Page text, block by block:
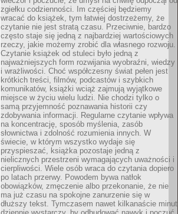
zgiełku codzienności. Im częściej będziemy
wracać do książek, tym łatwiej dostrzeżemy, że
czytanie nie jest stratą czasu. Przeciwnie, bardzo
często staje się jedną z najbardziej wartościowych
rzeczy, jakie możemy zrobić dla własnego rozwoju.
Czytanie książek od stuleci było jedną z
najważniejszych form rozwijania wyobraźni, wiedzy
i wrażliwości. Choć współczesny świat pełen jest
krótkich treści, filmów, podcastów i szybkich
komunikatów, książki wciąż zajmują wyjątkowe
miejsce w życiu wielu ludzi. Nie chodzi tylko o
samą przyjemność poznawania historii czy
zdobywania informacji. Regularne czytanie wpływa
na koncentrację, sposób myślenia, zasób
słownictwa i zdolność rozumienia innych. W
świecie, w którym wszystko wydaje się
przyspieszać, książka pozostaje jedną z
nielicznych przestrzeni wymagających uważności i
cierpliwości. Wiele osób wraca do czytania dopiero
po latach przerwy. Powodem bywa natłok
obowiązków, zmęczenie albo przekonanie, że nie
ma już czasu na spokojne zanurzenie się w
dłuższy tekst. Tymczasem nawet kilkanaście minut